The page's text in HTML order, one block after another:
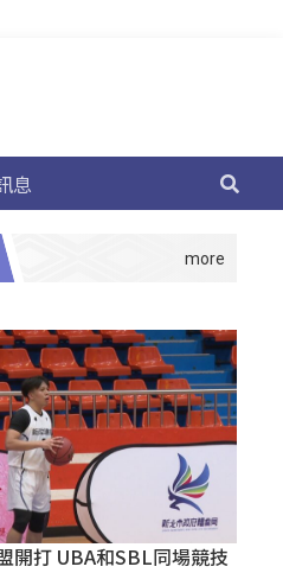
息
開打 UBA和SBL同場競技